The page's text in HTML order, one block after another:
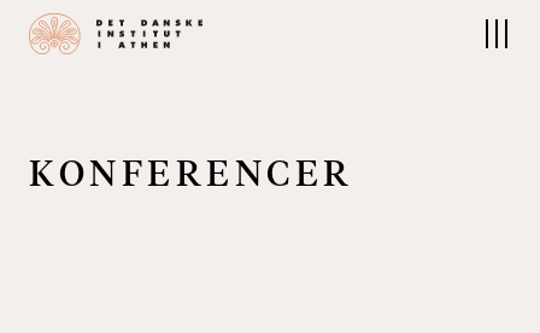
Instituttet
Om Instituttet
Det Nordiske Bibliotek
KON FE RE N CER